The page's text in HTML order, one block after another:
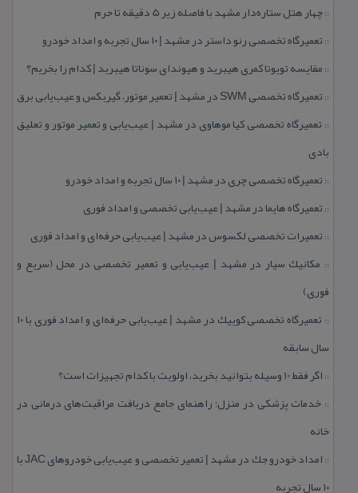
::چهار هتل‌ ستاره‌دار مشهد با فاصله زیر 5 دقیقه تا حرم
:: تعمیرگاه تخصصی رنو داستر در مشهد | ۱۰ سال تجربه و امداد خودرو
:: مقایسه تویوتا كمری هیبرید و هیوندای سوناتا هیبرید | كدام را بخریم؟
:: تعمیرگاه تخصصی SWM در مشهد | تعمیر موتور، گیربكس و عیب‌یابی برق
:: تعمیرگاه تخصصی كیا موهاوی در مشهد | عیب‌یابی و تعمیر موتور و تعلیق
بادی
:: تعمیرگاه تخصصی چری در مشهد | ۱۰ سال تجربه و امداد خودرو
:: تعمیرگاه هایما در مشهد | عیب‌یابی تخصصی و امداد فوری
:: تعمیرات تخصصی لكسوس در مشهد | عیب‌یابی حرفه‌ای و امداد فوری
:: مكانیك سیار در مشهد | عیب‌یابی و تعمیر تخصصی در محل (سریع و
فوری)
::
تعمیرگاه تخصصی كوییك در مشهد | عیب‌یابی حرفه‌ای و امداد فوری با ۱۰
سال سابقه
:: اگر فقط 10 وسیله بتوانید بخرید، اولویت با كدام تجهیزات است؟
:: خدمات پزشكی در منزل؛ راهنمای جامع دریافت مراقبت‌های درمانی در
خانه
::
امداد خودرو جك در مشهد | تعمیر تخصصی و عیب‌یابی خودروهای JAC با
۱۰ سال تجربه